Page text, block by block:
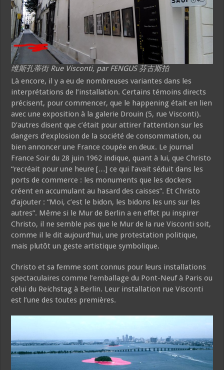
维斯孔蒂街 Rue Visconti, par FENGUS 芬古斯拍
Là encore, il y a eu de nombreuses variantes dans les
interprétations de l’installation. Certains témoins directs
précisent, pour commencer, que le happening était en lien
avec une exposition à la galerie Drouin (5, rue Visconti).
D’autres disent que c’était pour attirer l’attention sur les
dangers d’explosion de la société de consommation, ou
bien annoncer une France coupée en deux. Le journal
France Soir du 28 juin 1962 indique, quant à lui, que Christo
“recréait pour une heure […] ce qui l’avait séduit dans les
ports de commerce : les monuments que les dockers
créent en accumulant au hasard des caisses”. Et Christo
d’ajouter : “Moi, c’est le bidon, les bidons les uns sur les
autres”. Même si le Mur de Berlin a en effet pu inspirer
Christo, il ne semble pas que le Mur de la rue Visconti soit,
comme il le dit aujourd’hui, une protestation politique,
mais plutôt un geste artistique symbolique.
Christo et sa femme sont connus pour leurs installations
spectaculaires comme l’emballage du Pont-Neuf à Paris ou
celui du Reichstag à Berlin. Leur installation rue Visconti
est l’une des toutes premières.